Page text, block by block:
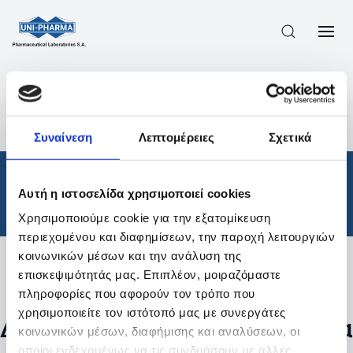
Συναίνεση Λεπτομέρειες Σχετικά
Αυτή η ιστοσελίδα χρησιμοποιεί cookies
Χρησιμοποιούμε cookie για την εξατομίκευση
περιεχομένου και διαφημίσεων, την παροχή λειτουργιών
κοινωνικών μέσων και την ανάλυση της
επισκεψιμότητάς μας. Επιπλέον, μοιραζόμαστε
πληροφορίες που αφορούν τον τρόπο που
χρησιμοποιείτε τον ιστότοπό μας με συνεργάτες
κοινωνικών μέσων, διαφήμισης και αναλύσεων, οι
οποίοι ενδεχομένως να τις συνδυάσουν με άλλες
ΠΡΟΪΟΝΤΑ
ΘΕΡΑΠΕΥΤΙΚΈΣ ΚΑΤΗΓΟΡΊΕΣ
/
ΑΠΟΤΕΛΕΣΜΑΤΑ ΑΝΑΖΗΤΗΣΗΣ
Θεραπευτικές Κατηγορίες
Φίλτρα
Δεν βρέθηκαν προϊόντα με τα